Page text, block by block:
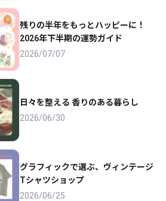
残りの半年をもっとハッピーに！
2026年下半期の運勢ガイド
2026/07/07
日々を整える 香りのある暮らし
2026/06/30
グラフィックで選ぶ、ヴィンテージ
Tシャツショップ
2026/06/25